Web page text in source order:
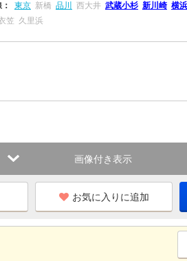
東京 新橋 品川 西大井 武蔵小杉 新川崎 横浜
笠 久里浜
画像付き表示
お気に入りに追加